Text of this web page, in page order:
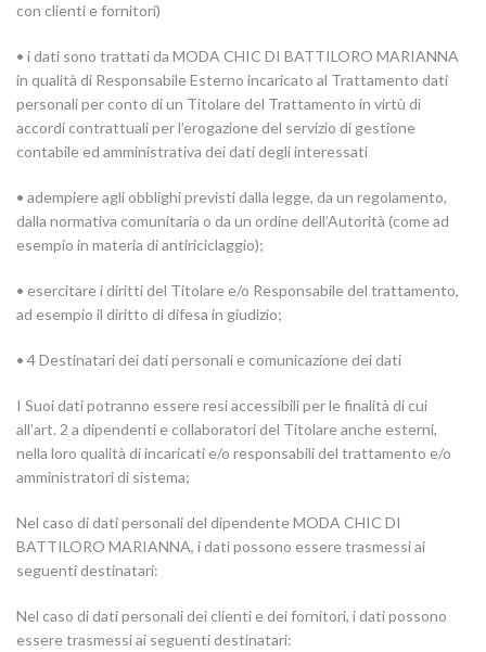
con clienti e fornitori)
• i dati sono trattati da MODA CHIC DI BATTILORO MARIANNA
in qualità di Responsabile Esterno incaricato al Trattamento dati
personali per conto di un Titolare del Trattamento in virtù di
accordi contrattuali per l’erogazione del servizio di gestione
contabile ed amministrativa dei dati degli interessati
• adempiere agli obblighi previsti dalla legge, da un regolamento,
dalla normativa comunitaria o da un ordine dell’Autorità (come ad
esempio in materia di antiriciclaggio);
• esercitare i diritti del Titolare e/o Responsabile del trattamento,
ad esempio il diritto di difesa in giudizio;
• 4 Destinatari dei dati personali e comunicazione dei dati
I Suoi dati potranno essere resi accessibili per le finalità di cui
all’art. 2 a dipendenti e collaboratori del Titolare anche esterni,
nella loro qualità di incaricati e/o responsabili del trattamento e/o
amministratori di sistema;
Nel caso di dati personali del dipendente MODA CHIC DI
BATTILORO MARIANNA, i dati possono essere trasmessi ai
seguenti destinatari:
Nel caso di dati personali dei clienti e dei fornitori, i dati possono
essere trasmessi ai seguenti destinatari: